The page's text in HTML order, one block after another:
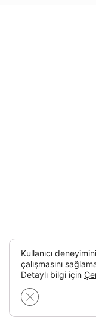
Kullanıcı
çalışmasını
Detaylı bilgi için
GDPR çerez